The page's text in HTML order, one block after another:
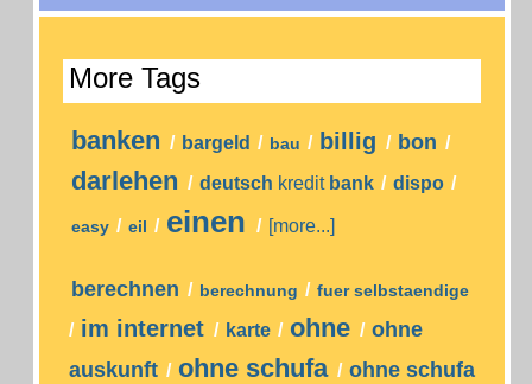
More Tags
banken / bargeld / bau / billig / bon /
darlehen / deutsch kredit bank / dispo /
easy / eil / einen / [more...]
berechnen / berechnung / fuer selbstaendige
/ im internet / karte / ohne / ohne
auskunft / ohne schufa / ohne schufa